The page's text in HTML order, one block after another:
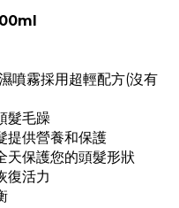
噴霧採用超輕配方(沒有
髮毛躁
提供營養和保護
天保護您的頭髮形狀
復活力